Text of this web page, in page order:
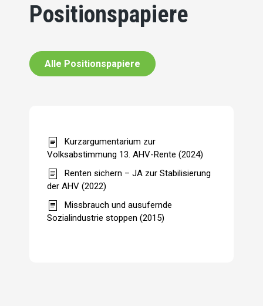
Positionspapiere
Alle Positionspapiere
Kurzargumentarium zur
Volksabstimmung 13. AHV-Rente (2024)
Renten sichern – JA zur Stabilisierung
der AHV (2022)
Missbrauch und ausufernde
Sozialindustrie stoppen (2015)